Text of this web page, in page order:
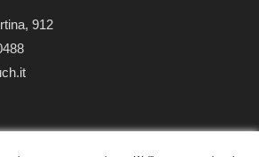
912